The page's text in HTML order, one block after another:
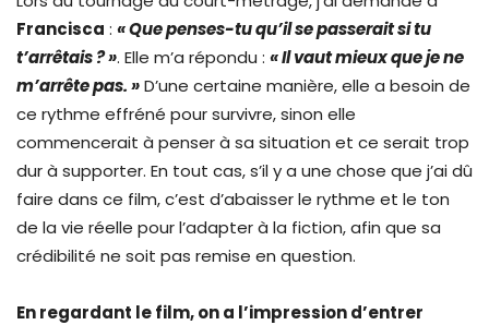
Francisca : « Que penses-tu qu’il se passerait si tu
t’arrêtais ? ». Elle m’a répondu : « Il vaut mieux que je ne
m’arrête pas. »D’une certaine manière, elle a besoin de
ce rythme effréné pour survivre, sinon elle
commencerait à penser à sa situation et ce serait trop
dur à supporter. En tout cas, s’il y a une chose que j’ai dû
faire dans ce film, c’est d’abaisser le rythme et le ton
de la vie réelle pour l’adapter à la fiction, afin que sa
crédibilité ne soit pas remise en question.
En regardant le film, on a l’impression d’entrer